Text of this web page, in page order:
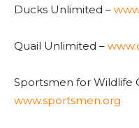
Ducks Unlimited –
Quail Unlimited –
Sportsmen for Wildlife
www.sportsmen.org